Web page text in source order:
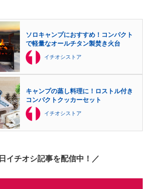
ソロキャンプにおすすめ！コンパクト
で軽量なオールチタン製焚き火台
イチオシストア
キャンプの蒸し料理に！ロストル付き
コンパクトクッカーセット
イチオシストア
イチオシ記事を配信中！／